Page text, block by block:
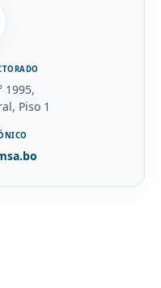
1995,
Piso 1